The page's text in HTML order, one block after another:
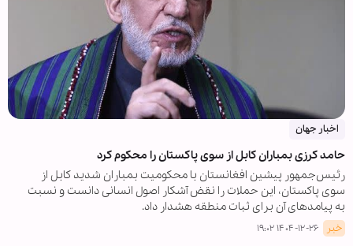
اخبار جهان
حامد کرزی بمباران کابل از سوی پاکستان را محکوم کرد
رئیس‌جمهور پیشین افغانستان با محکومیت بمباران شدید کابل از
سوی پاکستان، این حملات را نقض آشکار اصول انسانی دانست و نسبت
به پیامدهای آن برای ثبات منطقه هشدار داد.
خبر ۱۴۰۴-۱۲-۲۶ ۱۹:۰۲